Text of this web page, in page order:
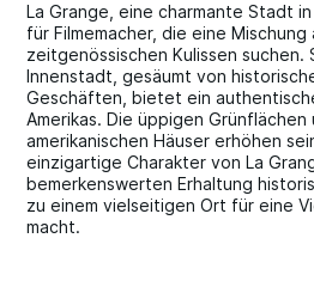
La Grange, eine charmante Stadt
für Filmemacher, die eine
zeitgenössischen Kulissen suchen.
Innenstadt, gesäumt von
Geschäften, bietet ein
Amerikas. Die üppigen Grünflächen
amerikanischen Häuser erhöhen
einzigartige Charakter von La
bemerkenswerten Erhaltung
zu einem vielseitigen Ort für eine
macht.